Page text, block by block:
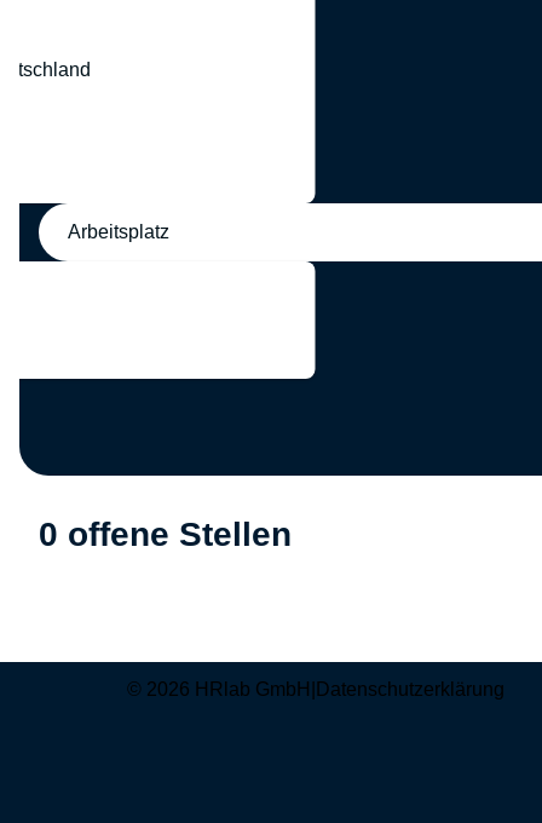
Arbeitsplatz
0 offene Stellen
© 2026 HRlab GmbH Datenschutzerklärung